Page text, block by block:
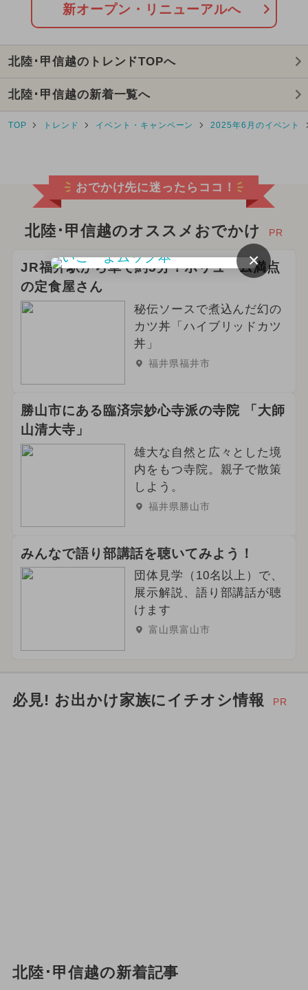
2025年11月のイベント アウトドア
2025年5月のイベント
2025年12月のイベント
2024年4月のイベント
2025年3月のイベント キャラクター
2024年5月のイベント
2026年1月のイベント
夏休み（日帰り）
2024年10月のイベント
2026年5月のイベント
2026年9月のイベント
2024年6月のイベント
2024年11月のイベント
2025年1月のイベント
2024年12月のイベント 絶景
雪遊び 冬休み 雨の日OK
2024年3月のイベント
2024年9月のイベント
イルミネーション スポーツ
新オープン・リニューアルへ
北陸･甲信越のトレンドTOPへ
北陸･甲信越の新着一覧へ
TOP トレンド イベント・キャンペーン 2025年6月のイベント
おでかけ先に迷ったらココ！
北陸･甲信越のオススメおでかけ PR
JR福井駅から車で約5分！ボリューム満点
の定食屋さん
秘伝ソースで煮込んだ幻の
カツ丼「ハイブリッドカツ
丼」
福井県福井市
勝山市にある臨済宗妙心寺派の寺院 「大師
山清大寺」
雄大な自然と広々とした境
内をもつ寺院。親子で散策
しよう。
福井県勝山市
みんなで語り部講話を聴いてみよう！
団体見学（10名以上）で、
展示解説、語り部講話が聴
けます
富山県富山市
必見! お出かけ家族にイチオシ情報 PR
北陸･甲信越の新着記事
×